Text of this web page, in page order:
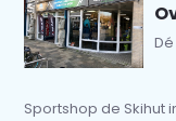
Sportshop de Skihut